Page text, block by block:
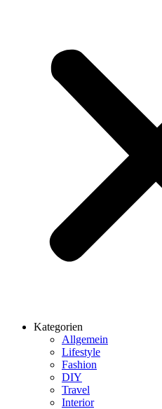
Kategorien
Allgemein
Lifestyle
Fashion
DIY
Travel
Interior